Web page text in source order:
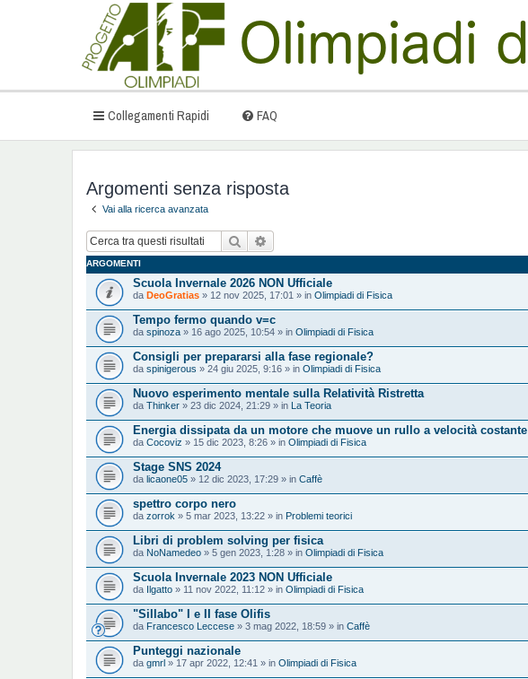
Collegamenti Rapidi FAQ
Argomenti senza risposta
Vai alla ricerca avanzata
Cerca
ARGOMENTI
Scuola Invernale 2026 NON Ufficiale
da DeoGratias » 12 nov 2025, 17:01 » in Olimpiadi di Fisica
Tempo fermo quando v=c
da spinoza » 16 ago 2025, 10:54 » in Olimpiadi di Fisica
Consigli per prepararsi alla fase regionale?
da spinigerous » 24 giu 2025, 9:16 » in Olimpiadi di Fisica
Nuovo esperimento mentale sulla Relatività Ristretta
da Thinker » 23 dic 2024, 21:29 » in La Teoria
Energia dissipata da un motore che muove un rullo a velocità costante
da Cocoviz » 15 dic 2023, 8:26 » in Olimpiadi di Fisica
Stage SNS 2024
da licaone05 » 12 dic 2023, 17:29 » in Caffè
spettro corpo nero
da zorrok » 5 mar 2023, 13:22 » in Problemi teorici
Libri di problem solving per fisica
da NoNamedeo » 5 gen 2023, 1:28 » in Olimpiadi di Fisica
Scuola Invernale 2023 NON Ufficiale
da Ilgatto » 11 nov 2022, 11:12 » in Olimpiadi di Fisica
"Sillabo" I e II fase Olifis
da Francesco Leccese » 3 mag 2022, 18:59 » in Caffè
Punteggi nazionale
da gmrl » 17 apr 2022, 12:41 » in Olimpiadi di Fisica